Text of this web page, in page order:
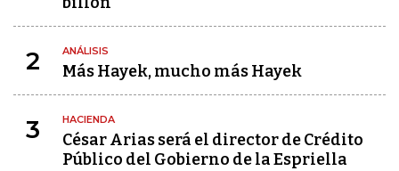
2 ANÁLISIS
Más Hayek, mucho más Hayek
3 HACIENDA
César Arias será el director de Crédito
Público del Gobierno de la Espriella